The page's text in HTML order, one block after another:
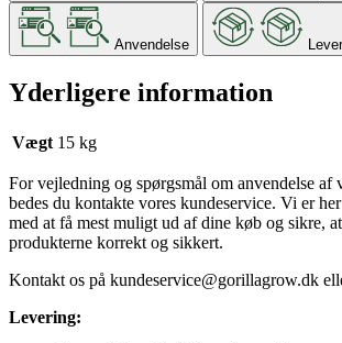
Anvendelse
Yderligere information
Vægt 15 kg
For vejledning og spørgsmål om anvendelse af
bedes du kontakte vores kundeservice. Vi er
med at få mest muligt ud af dine køb og sikre,
produkterne korrekt og sikkert.
Kontakt os på kundeservice@gorillagrow.dk
Levering: